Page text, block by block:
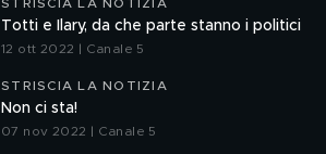
STRISCIA LA NOTIZIA
Totti e Ilary, da che parte stanno i politici
12 ott 2022 | Canale 5
STRISCIA LA NOTIZIA
Non ci sta!
07 nov 2022 | Canale 5